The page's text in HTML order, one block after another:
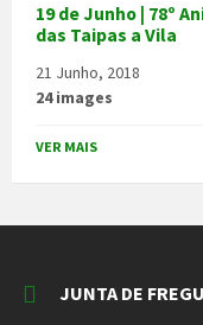
19 de Junho | 78º
das Taipas a Vila
21 Junho, 2018
24 images
VER MAIS
JUNTA DE